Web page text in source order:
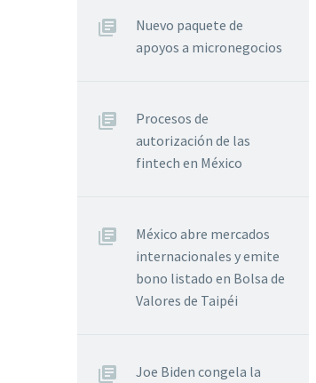
Nuevo paquete de
apoyos a micronegocios
Procesos de
autorización de las
fintech en México
México abre mercados
internacionales y emite
bono listado en Bolsa de
Valores de Taipéi
Joe Biden congela la